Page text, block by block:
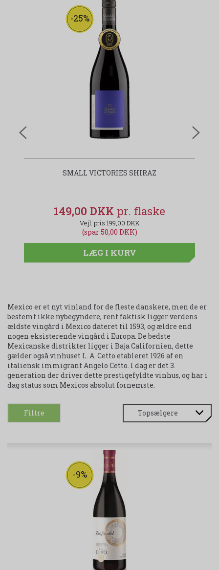
-25%
SMALL VICTORIES SHIRAZ
149,00 DKK
199,00 DKK
(spar 50,00 DKK)
LÆG I KURV
Mexico er et nyt vinland for de fleste danskere, men de er
bestemt ikke nybegyndere, rent faktisk ligger verdens
ældste vingård i Mexico dateret til 1593, og ældre end
nogen eksisterende vingård i Europa. De bedste
Mexicanske distrikter ligger i Baja Californien, dette
gælder også vinhuset L. A. Cetto etableret 1926 af en
italiensk immigrant Angelo Cetto. I dag er det 3.
generation der driver dette prestigefyldte vinhus, og har i
dag status som Mexicos absolut fornemste.
Filtre
-9%